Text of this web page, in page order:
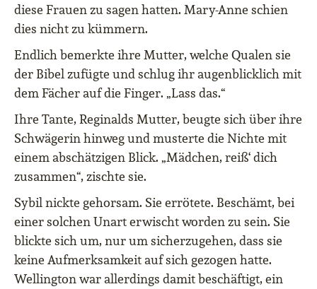
diese Frauen zu sagen hatten. Mary-Anne schien
dies nicht zu kümmern.
Endlich bemerkte ihre Mutter, welche Qualen sie
der Bibel zufügte und schlug ihr augenblicklich mit
dem Fächer auf die Finger. „Lass das.“
Ihre Tante, Reginalds Mutter, beugte sich über ihre
Schwägerin hinweg und musterte die Nichte mit
einem abschätzigen Blick. „Mädchen, reiß‘ dich
zusammen“, zischte sie.
Sybil nickte gehorsam. Sie errötete. Beschämt, bei
einer solchen Unart erwischt worden zu sein. Sie
blickte sich um, nur um sicherzugehen, dass sie
keine Aufmerksamkeit auf sich gezogen hatte.
Wellington war allerdings damit beschäftigt, ein